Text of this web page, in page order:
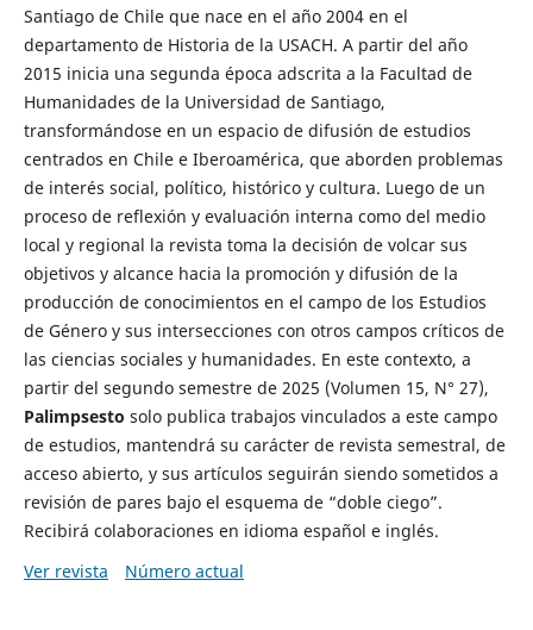
Santiago de Chile que nace en el año 2004 en el
departamento de Historia de la USACH. A partir del año
2015 inicia una segunda época adscrita a la Facultad de
Humanidades de la Universidad de Santiago,
transformándose en un espacio de difusión de estudios
centrados en Chile e Iberoamérica, que aborden problemas
de interés social, político, histórico y cultura. Luego de un
proceso de reflexión y evaluación interna como del medio
local y regional la revista toma la decisión de volcar sus
objetivos y alcance hacia la promoción y difusión de la
producción de conocimientos en el campo de los Estudios
de Género y sus intersecciones con otros campos críticos de
las ciencias sociales y humanidades. En este contexto, a
partir del segundo semestre de 2025 (Volumen 15, N° 27),
Palimpsesto solo publica trabajos vinculados a este campo
de estudios, mantendrá su carácter de revista semestral, de
acceso abierto, y sus artículos seguirán siendo sometidos a
revisión de pares bajo el esquema de “doble ciego”.
Recibirá colaboraciones en idioma español e inglés.
Ver revista
Número actual